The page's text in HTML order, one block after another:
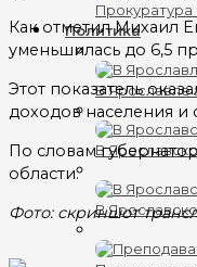
Политика
В Ярославле
В
В
Как отметил Михаил
уменьшилась до 6,5
Этот показатель
доходов населения и
По словам
области.
Фото: скриншот